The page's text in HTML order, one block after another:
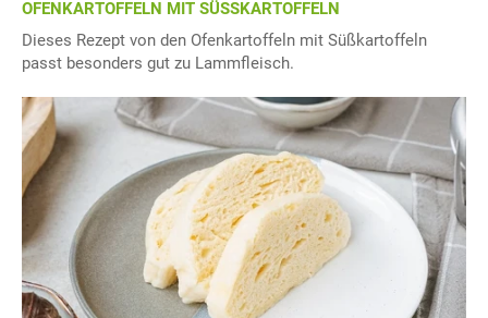
OFENKARTOFFELN MIT SÜSSKARTOFFELN
Dieses Rezept von den Ofenkartoffeln mit Süßkartoffeln
passt besonders gut zu Lammfleisch.